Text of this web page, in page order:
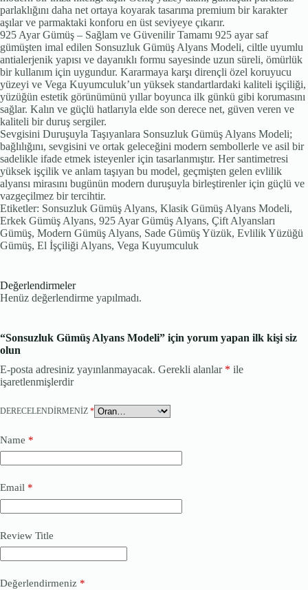
parlaklığını daha net ortaya koyarak tasarıma premium bir karakter
aşılar ve parmaktaki konforu en üst seviyeye çıkarır.
925 Ayar Gümüş – Sağlam ve Güvenilir Tamamı 925 ayar saf
gümüşten imal edilen Sonsuzluk Gümüş Alyans Modeli, ciltle uyumlu
antialerjenik yapısı ve dayanıklı formu sayesinde uzun süreli, ömürlük
bir kullanım için uygundur. Kararmaya karşı dirençli özel koruyucu
yüzeyi ve Vega Kuyumculuk’un yüksek standartlardaki kaliteli işçiliği,
yüzüğün estetik görünümünü yıllar boyunca ilk günkü gibi korumasını
sağlar. Kalın ve güçlü hatlarıyla elde son derece net, güven veren ve
kaliteli bir duruş sergiler.
Sevgisini Duruşuyla Taşıyanlara Sonsuzluk Gümüş Alyans Modeli;
bağlılığını, sevgisini ve ortak geleceğini modern sembollerle ve asil bir
sadelikle ifade etmek isteyenler için tasarlanmıştır. Her santimetresi
yüksek işçilik ve anlam taşıyan bu model, geçmişten gelen evlilik
alyansı mirasını bugünün modern duruşuyla birleştirenler için güçlü ve
vazgeçilmez bir tercihtir.
Etiketler: Sonsuzluk Gümüş Alyans, Klasik Gümüş Alyans Modeli,
Erkek Gümüş Alyans, 925 Ayar Gümüş Alyans, Çift Alyansları
Gümüş, Modern Gümüş Alyans, Sade Gümüş Yüzük, Evlilik Yüzüğü
Gümüş, El İşçiliği Alyans, Vega Kuyumculuk
Değerlendirmeler
Henüz değerlendirme yapılmadı.
“Sonsuzluk Gümüş Alyans Modeli” için yorum yapan ilk kişi siz
olun
E-posta adresiniz yayınlanmayacak. Gerekli alanlar * ile
işaretlenmişlerdir
DERECELENDIRMENIZ *
Name *
Email *
Review Title
Değerlendirmeniz *